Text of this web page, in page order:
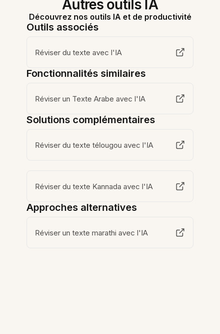
Autres outils IA
Découvrez nos outils IA et de productivité
Outils associés
Réviser du texte avec l'IA
Fonctionnalités similaires
Réviser un Texte Arabe avec l'IA
Solutions complémentaires
Réviser du texte télougou avec l'IA
Réviser du texte Kannada avec l'IA
Approches alternatives
Réviser un texte marathi avec l'IA